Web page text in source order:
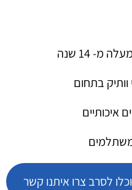
מ- 14 שנה
וותיק בתחום
איכותיים
לסרב צרו איתנו קשר